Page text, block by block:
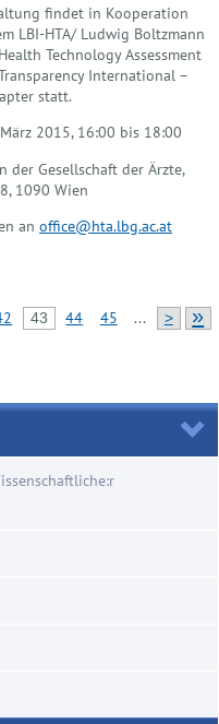
findet in Kooperation
LBI-HTA/ Ludwig Boltzmann
Technology Assessment
International –
statt.
2015, 16:00 bis 18:00
der Gesellschaft der Ärzte,
1090 Wien
an office@hta.lbg.ac.at
43 44 45 ... > »